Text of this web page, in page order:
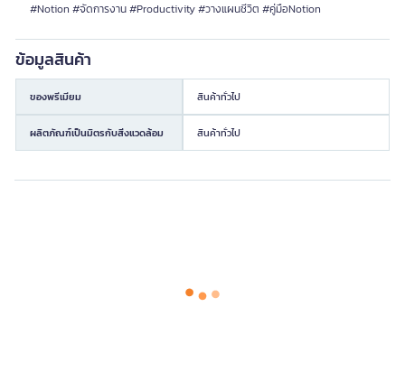
#Notion #จัดการงาน #Productivity #วางแผนชีวิต #คู่มือNotion
ข้อมูลสินค้า
ของพรีเมียม สินค้าทั่วไป
ผลิตภัณฑ์เป็นมิตรกับสิ่งแวดล้อม สินค้าทั่วไป